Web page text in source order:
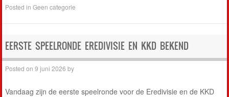
Posted inGeen categorie
EERSTE SPEELRONDE EREDIVISIE EN KKD BEKEND
Posted on9 juni 2026 by
Vandaag zijn de eerste speelronde voor de Eredivisie en de KKD